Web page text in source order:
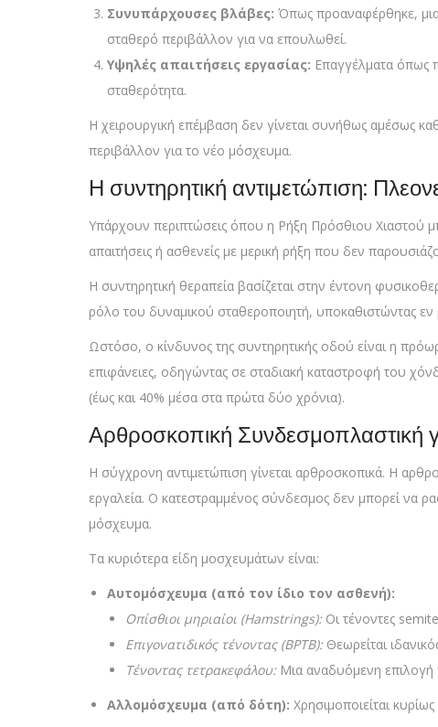
Συνυπάρχουσες βλάβες: Όπως προαναφέρθηκε, μια
σταθερό περιβάλλον για να επουλωθεί.
Υψηλές απαιτήσεις εργασίας: Επαγγέλματα όπως
σταθερότητα.
Η χειρουργική επέμβαση δεν γίνεται συνήθως αμέσως
περιβάλλον για το νέο μόσχευμα.
Η συντηρητική αντιμετώπιση:
Υπάρχουν περιπτώσεις όπου η Ρήξη Πρόσθιου Χιαστού
απαιτήσεις ή ασθενείς με μερική ρήξη που δεν
Η συντηρητική θεραπεία βασίζεται στην έντονη
ρόλο του δυναμικού σταθεροποιητή, υποκαθιστώντας εν
Ωστόσο, ο κίνδυνος της συντηρητικής οδού είναι η
επιφάνειες, οδηγώντας σε σταδιακή καταστροφή του
(έως και 40% μέσα στα πρώτα δύο χρόνια).
Αρθροσκοπική Συνδεσμοπλαστική
Η σύγχρονη αντιμετώπιση γίνεται αρθροσκοπικά. Η
εργαλεία. Ο κατεστραμμένος σύνδεσμος δεν μπορεί να
μόσχευμα.
Τα κυριότερα είδη μοσχευμάτων είναι:
Αυτομόσχευμα (από τον ίδιο τον ασθενή):
Οπίσθιοι μηριαίοι (Hamstrings): Οι τένοντες
Επιγονατιδικός τένοντας (BPTB): Θεωρείται
Τένοντας τετρακεφάλου: Μια αναδυόμενη επιλογή
Αλλομόσχευμα (από δότη): Χρησιμοποιείται